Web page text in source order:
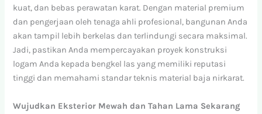
kuat, dan bebas perawatan karat. Dengan material premium
dan pengerjaan oleh tenaga ahli profesional, bangunan Anda
akan tampil lebih berkelas dan terlindungi secara maksimal.
Jadi, pastikan Anda mempercayakan proyek konstruksi
logam Anda kepada bengkel las yang memiliki reputasi
tinggi dan memahami standar teknis material baja nirkarat.
Wujudkan Eksterior Mewah dan Tahan Lama Sekarang